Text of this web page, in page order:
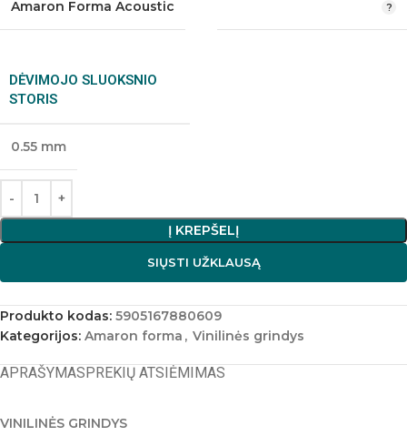
Amaron Forma Acoustic
DĖVIMOJO SLUOKSNIO
STORIS
0.55 mm
Į KREPŠELĮ
SIŲSTI UŽKLAUSĄ
Produkto kodas: 5905167880609
Kategorijos: Amaron forma , Vinilinės grindys
APRAŠYMASPREKIŲ ATSIĖMIMAS
VINILINĖS GRINDYS